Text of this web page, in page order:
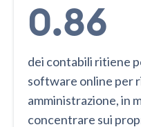
0.86
dei contabili ritiene
software online per
amministrazione, in
concentrare sui